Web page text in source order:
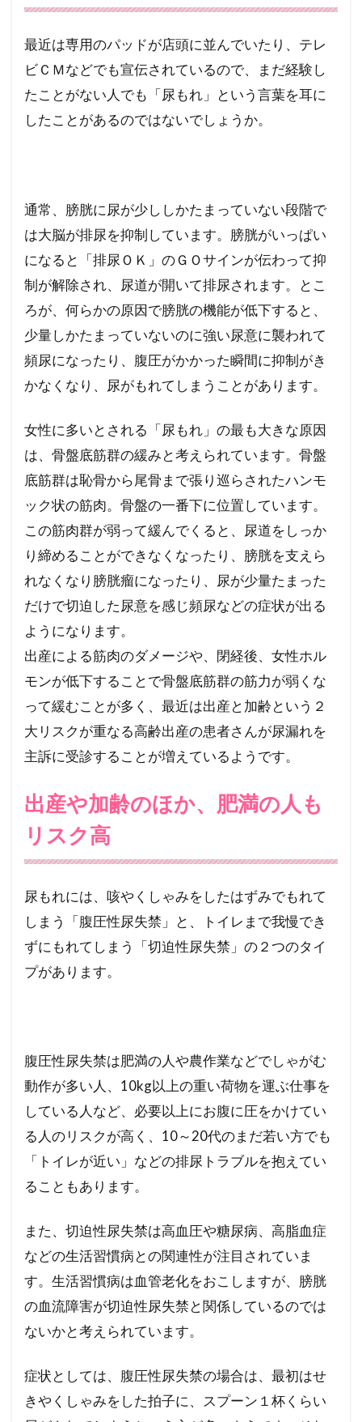
最近は専用のパッドが店頭に並んでいたり、テレ
ビＣＭなどでも宣伝されているので、まだ経験し
たことがない人でも「尿もれ」という言葉を耳に
したことがあるのではないでしょうか。
通常、膀胱に尿が少ししかたまっていない段階で
は大脳が排尿を抑制しています。膀胱がいっぱい
になると「排尿ＯＫ」のＧＯサインが伝わって抑
制が解除され、尿道が開いて排尿されます。とこ
ろが、何らかの原因で膀胱の機能が低下すると、
少量しかたまっていないのに強い尿意に襲われて
頻尿になったり、腹圧がかかった瞬間に抑制がき
かなくなり、尿がもれてしまうことがあります。
女性に多いとされる「尿もれ」の最も大きな原因
は、骨盤底筋群の緩みと考えられています。骨盤
底筋群は恥骨から尾骨まで張り巡らされたハンモ
ック状の筋肉。骨盤の一番下に位置しています。
この筋肉群が弱って緩んでくると、尿道をしっか
り締めることができなくなったり、膀胱を支えら
れなくなり膀胱瘤になったり、尿が少量たまった
だけで切迫した尿意を感じ頻尿などの症状が出る
ようになります。
出産による筋肉のダメージや、閉経後、女性ホル
モンが低下することで骨盤底筋群の筋力が弱くな
って緩むことが多く、最近は出産と加齢という２
大リスクが重なる高齢出産の患者さんが尿漏れを
主訴に受診することが増えているようです。
出産や加齢のほか、肥満の人も
リスク高
尿もれには、咳やくしゃみをしたはずみでもれて
しまう「腹圧性尿失禁」と、トイレまで我慢でき
ずにもれてしまう「切迫性尿失禁」の２つのタイ
プがあります。
腹圧性尿失禁は肥満の人や農作業などでしゃがむ
動作が多い人、10kg以上の重い荷物を運ぶ仕事を
している人など、必要以上にお腹に圧をかけてい
る人のリスクが高く、10～20代のまだ若い方でも
「トイレが近い」などの排尿トラブルを抱えてい
ることもあります。
また、切迫性尿失禁は高血圧や糖尿病、高脂血症
などの生活習慣病との関連性が注目されていま
す。生活習慣病は血管老化をおこしますが、膀胱
の血流障害が切迫性尿失禁と関係しているのでは
ないかと考えられています。
症状としては、腹圧性尿失禁の場合は、最初はせ
きやくしゃみをした拍子に、スプーン１杯くらい
産科婦人科舘出張佐藤病院
生理痛
生理
玉川レディースクリニック
浜松町大門レディースクリニック
浅川産婦人科
内出産婦人科
仕事とライフプラン
30代後半
ごきそレディスクリニック院長
ごきそレディスクリニック
こうレディースクリニック・江ノ島
けい子レディースクリニック表参道
ケイ・レディースクリニック新宿
かもい女性総合クリニック 院長
かおりレディースクリニック
しのざきクリニック
うめだファティリティークリニック
うえひらウィメンズクリニック
いけした女性クリニック銀座
あゆみクリニック
アイレディースクリニック新横浜
Q＆A
LUNA骨盤底トータルサポートクリニック
FMC東京クリニック
ジェネラルクリニック福岡
シロタ産婦人科院長
二田哲博クリニック
三楽病院産婦人科
三楽病院
ワキタ産婦人科
よう子レディースクリニック
みずもとレディースクリニック
ポートサイド女性総合クリニックビバリータ
たてレディスクリニック
ポートサイド女性総合クリニック ～ビバリータ～
フリーマガジン
ふかみ乳腺クリニック
フィーカ レディースクリニック
ピンクリボンブレストケアクリニック表参道
駅前三軒茶屋みずもとレディースクリニック
検索